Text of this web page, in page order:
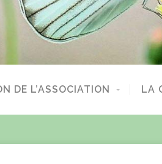
DE L’ASSOCIATION LA